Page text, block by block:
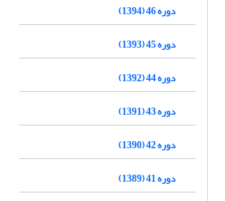
دوره 46 (1394)
دوره 45 (1393)
دوره 44 (1392)
دوره 43 (1391)
دوره 42 (1390)
دوره 41 (1389)